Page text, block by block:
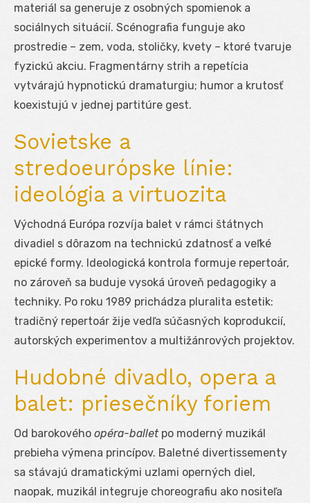
materiál sa generuje z osobných spomienok a
sociálnych situácií. Scénografia funguje ako
prostredie – zem, voda, stoličky, kvety – ktoré tvaruje
fyzickú akciu. Fragmentárny strih a repetícia
vytvárajú hypnotickú dramaturgiu; humor a krutosť
koexistujú v jednej partitúre gest.
Sovietske a
stredoeurópske línie:
ideológia a virtuozita
Východná Európa rozvíja balet v rámci štátnych
divadiel s dôrazom na technickú zdatnosť a veľké
epické formy. Ideologická kontrola formuje repertoár,
no zároveň sa buduje vysoká úroveň pedagogiky a
techniky. Po roku 1989 prichádza pluralita estetik:
tradičný repertoár žije vedľa súčasných koprodukcií,
autorských experimentov a multižánrových projektov.
Hudobné divadlo, opera a
balet: priesečníky foriem
Od barokového opéra-balletpo moderný muzikál
prebieha výmena princípov. Baletné divertissementy
sa stávajú dramatickými uzlami operných diel,
naopak, muzikál integruje choreografiu ako nositeľa